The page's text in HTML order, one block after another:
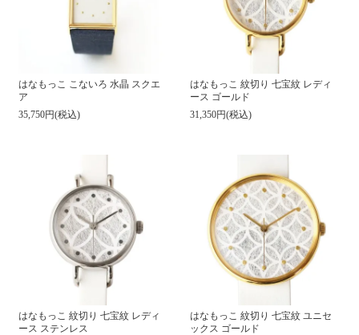
はなもっこ こないろ 水晶 スクエ
ア
35,750円(税込)
はなもっこ 紋切り 七宝紋 レディ
ース ゴールド
31,350円(税込)
はなもっこ 紋切り 七宝紋 レディ
ース ステンレス
はなもっこ 紋切り 七宝紋 ユニセ
ックス ゴールド